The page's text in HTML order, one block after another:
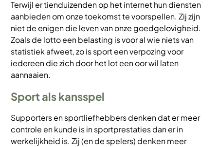
Terwijl er tienduizenden op het internet hun diensten
aanbieden om onze toekomst te voorspellen. Zij zijn
niet de enigen die leven van onze goedgelovigheid.
Zoals de lotto een belasting is voor al wie niets van
statistiek afweet, zo is sport een verpozing voor
iedereen die zich door het lot een oor wil laten
aannaaien.
Sport als kansspel
Supporters en sportliefhebbers denken dat er meer
controle en kunde is in sportprestaties dan er in
werkelijkheid is. Zij (en de spelers) denken meer